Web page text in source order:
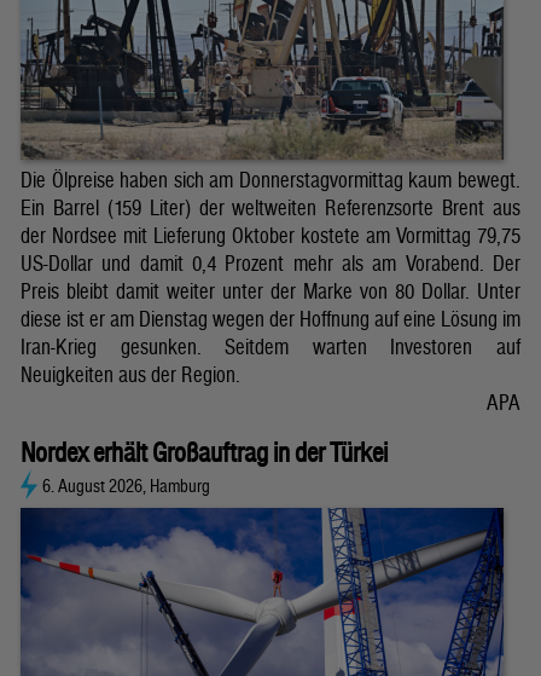
Die Ölpreise haben sich am Donnerstagvormittag kaum bewegt.
Ein Barrel (159 Liter) der weltweiten Referenzsorte Brent aus
der Nordsee mit Lieferung Oktober kostete am Vormittag 79,75
US-Dollar und damit 0,4 Prozent mehr als am Vorabend. Der
Preis bleibt damit weiter unter der Marke von 80 Dollar. Unter
diese ist er am Dienstag wegen der Hoffnung auf eine Lösung im
Iran-Krieg gesunken. Seitdem warten Investoren auf
Neuigkeiten aus der Region.
APA
Nordex erhält Großauftrag in der Türkei
6. August 2026, Hamburg